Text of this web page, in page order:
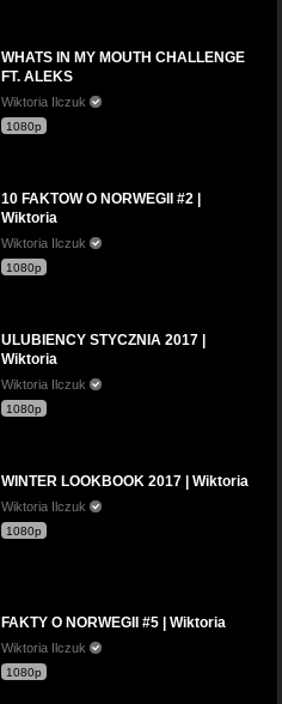
WHATS IN MY MOUTH CHALLENGE
FT. ALEKS
Wiktoria Ilczuk
1080p
10 FAKTOW O NORWEGII #2 |
Wiktoria
Wiktoria Ilczuk
1080p
ULUBIENCY STYCZNIA 2017 |
Wiktoria
Wiktoria Ilczuk
1080p
WINTER LOOKBOOK 2017 | Wiktoria
Wiktoria Ilczuk
1080p
FAKTY O NORWEGII #5 | Wiktoria
Wiktoria Ilczuk
1080p